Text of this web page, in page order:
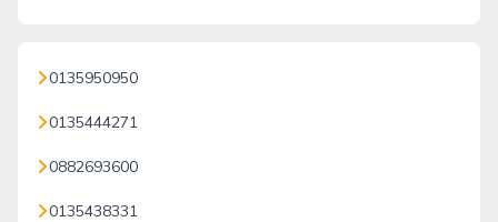
0135950950
0135444271
0882693600
0135438331